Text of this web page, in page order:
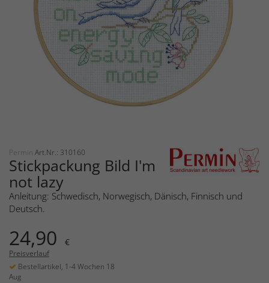
Permin Art.Nr.: 310160
Stickpackung Bild I'm
not lazy
Anleitung: Schwedisch, Norwegisch, Dänisch, Finnisch und
Deutsch.
24,90 €
Preisverlauf
Bestellartikel, 1-4 Wochen 18
Aug